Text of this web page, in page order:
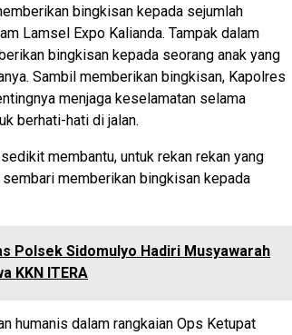
bingkisan kepada sejumlah
Lamsel Expo Kalianda. Tampak dalam
bingkisan kepada seorang anak yang
Sambil memberikan bingkisan, Kapolres
menjaga keselamatan selama
berhati-hati di jalan.
membantu, untuk rekan rekan yang
memberikan bingkisan kepada
Polsek Sidomulyo Hadiri Musyawarah
KKN ITERA
humanis dalam rangkaian Ops Ketupat